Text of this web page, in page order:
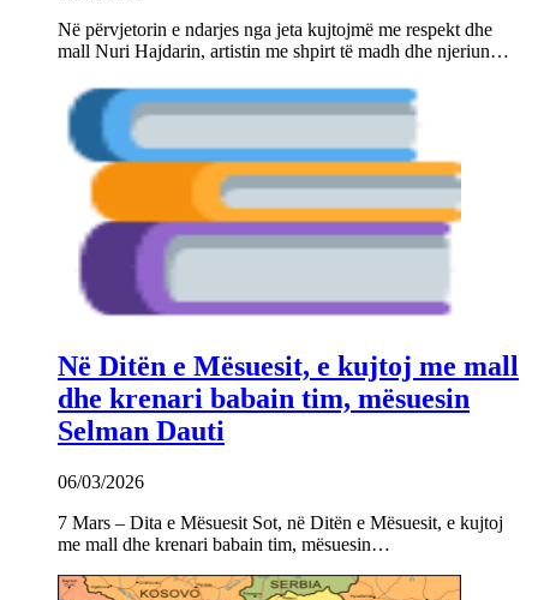
Në përvjetorin e ndarjes nga jeta kujtojmë me respekt dhe
mall Nuri Hajdarin, artistin me shpirt të madh dhe njeriun…
Në Ditën e Mësuesit, e kujtoj me mall
dhe krenari babain tim, mësuesin
Selman Dauti
06/03/2026
7 Mars – Dita e Mësuesit Sot, në Ditën e Mësuesit, e kujtoj
me mall dhe krenari babain tim, mësuesin…